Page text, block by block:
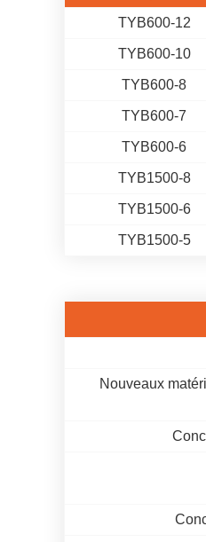
TYB600-12
TYB600-10
TYB600-8
TYB600-7
TYB600-6
TYB1500-8
TYB1500-6
TYB1500-5
Nouveaux